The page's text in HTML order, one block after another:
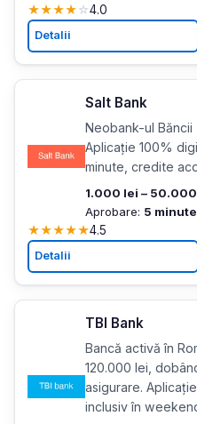
★★★★☆4.0
Detalii
Salt Bank
Neobank-ul Băncii
Aplicație 100%
minute, credite
1.000 lei –
Aprobare: 5 minute
★★★★★4.5
Detalii
TBI Bank
Bancă activă în
120.000 lei,
asigurare.
inclusiv în